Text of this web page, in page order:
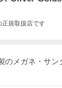
規取扱店です
のメガネ・サン